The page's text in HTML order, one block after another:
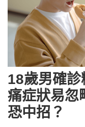
18歲男確
痛症狀易忽
恐中招？